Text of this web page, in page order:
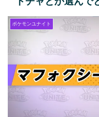
ポケモンユナイト